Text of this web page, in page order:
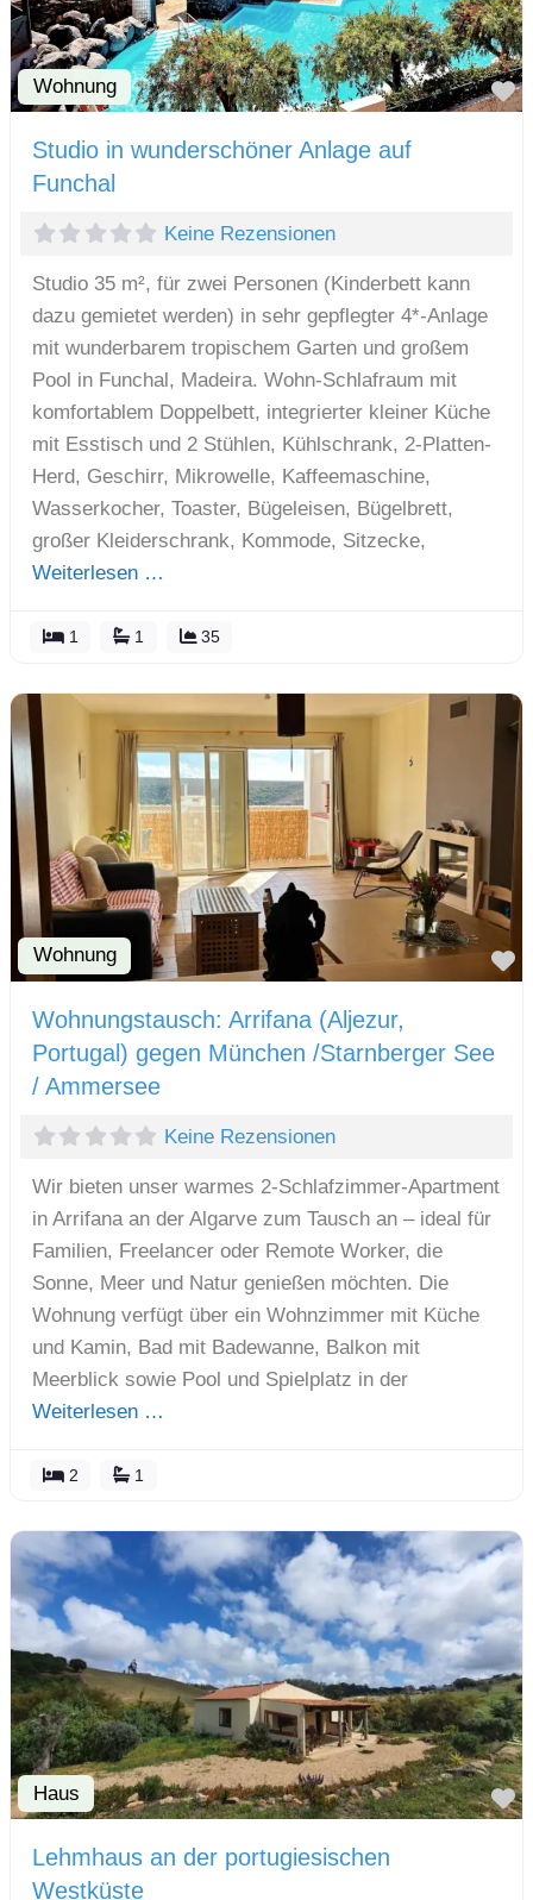
Wohnung
Studio in wunderschöner Anlage auf
Funchal
Keine Rezensionen
Studio 35 m², für zwei Personen (Kinderbett kann
dazu gemietet werden) in sehr gepflegter 4*-Anlage
mit wunderbarem tropischem Garten und großem
Pool in Funchal, Madeira. Wohn-Schlafraum mit
komfortablem Doppelbett, integrierter kleiner Küche
mit Esstisch und 2 Stühlen, Kühlschrank, 2-Platten-
Herd, Geschirr, Mikrowelle, Kaffeemaschine,
Wasserkocher, Toaster, Bügeleisen, Bügelbrett,
großer Kleiderschrank, Kommode, Sitzecke,
Weiterlesen …
1 1 35
Wohnung
Wohnungstausch: Arrifana (Aljezur,
Portugal) gegen München /Starnberger See
/ Ammersee
Keine Rezensionen
Wir bieten unser warmes 2-Schlafzimmer-Apartment
in Arrifana an der Algarve zum Tausch an – ideal für
Familien, Freelancer oder Remote Worker, die
Sonne, Meer und Natur genießen möchten. Die
Wohnung verfügt über ein Wohnzimmer mit Küche
und Kamin, Bad mit Badewanne, Balkon mit
Meerblick sowie Pool und Spielplatz in der
Weiterlesen …
2 1
Haus
Lehmhaus an der portugiesischen
Westküste